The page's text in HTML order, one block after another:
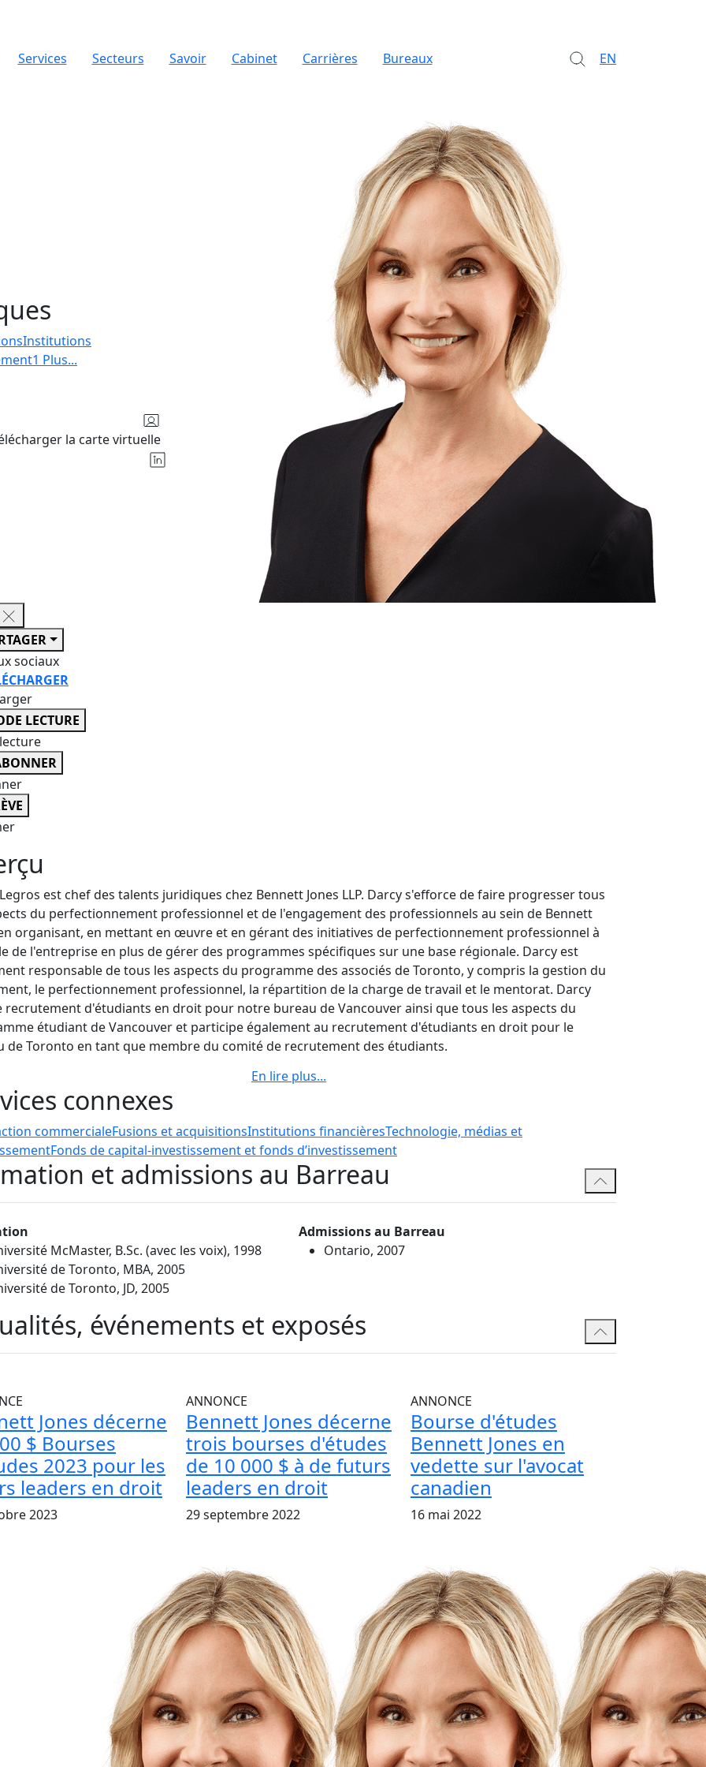
Services Secteurs Savoir Cabinet Carrières Bureaux EN
Institutions
1 Plus...
la carte virtuelle
sociaux
LECTURE
est chef des talents juridiques chez Bennett Jones LLP. Darcy s'efforce de faire progresser tous
du perfectionnement professionnel et de l'engagement des professionnels au sein de Bennett
organisant, en mettant en œuvre et en gérant des initiatives de perfectionnement professionnel à
de l'entreprise en plus de gérer des programmes spécifiques sur une base régionale. Darcy est
responsable de tous les aspects du programme des associés de Toronto, y compris la gestion du
le perfectionnement professionnel, la répartition de la charge de travail et le mentorat. Darcy
recrutement d'étudiants en droit pour notre bureau de Vancouver ainsi que tous les aspects du
étudiant de Vancouver et participe également au recrutement d'étudiants en droit pour le
de Toronto en tant que membre du comité de recrutement des étudiants.
d'assumer son poste actuel, Darcy a maintenu une pratique commerciale générale d'entreprise
des clients sur un large éventail de questions, y compris les fusions et acquisitions, les
par emprunt et par capitaux propres, le démarrage de nouvelles entreprises et les
d'entreprises.
En lire plus...
connexes
commercialeFusions et acquisitionsInstitutions financièresTechnologie, médias et
Fonds de capital-investissement et fonds d’investissement
et admissions au Barreau
McMaster, B.Sc. (avec les voix), 1998
de Toronto, MBA, 2005
de Toronto, JD, 2005
Admissions au Barreau
Ontario, 2007
événements et exposés
Jones décerne
$ Bourses
2023 pour les
leaders en droit
2023
ANNONCE
Bennett Jones décerne
trois bourses d'études
de 10 000 $ à de futurs
leaders en droit
29 septembre 2022
ANNONCE
Bourse d'études
Bennett Jones en
vedette sur l'avocat
canadien
16 mai 2022